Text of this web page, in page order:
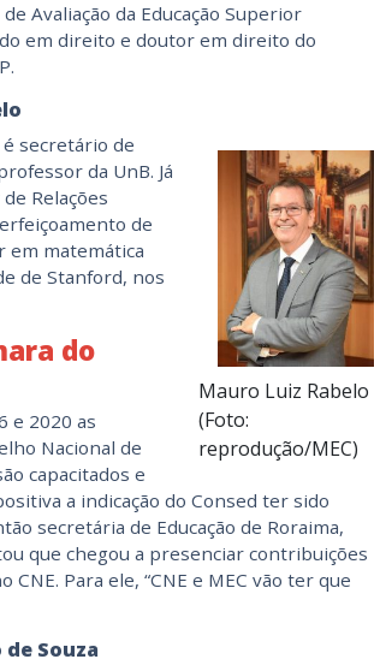
Avaliação da Educação Superior
em direito e doutor em direito do
Mauro Luiz Rabelo
(Foto:
reprodução/MEC)
secretário de
da UnB. Já
Relações
de
em matemática
de Stanford, nos
do
e 2020 as
Nacional de
capacitados e
a indicação do Consed ter sido
secretária de Educação de Roraima,
que chegou a presenciar contribuições
Para ele, “CNE e MEC vão ter que
Souza